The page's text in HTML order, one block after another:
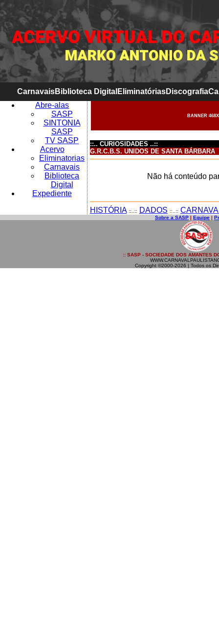
CarnavaisBiblioteca Digital EliminatóriasDiscografia
Abre-alas
SASP
SINTONIA
SASP
TV SASP
Acervo
Eliminatorias
Carnavais
Biblioteca
Digital
Expediente
BANNER
::.. CURIOSIDADES ..::
G.R.C.B.S. UNIDOS DE SANTA BÁRBARA
Não há conteúdo
HISTÓRIA ::..:: DADOS ::..::
Sobre a SASP | Equipe |
:: SASP - SOCIEDADE DOS AMANTES
Copyright ©2000-2026 | Todos os